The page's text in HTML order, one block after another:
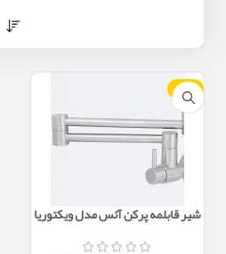
-24%
شیر قابلمه پرکن آئس مدل ویکتوریا